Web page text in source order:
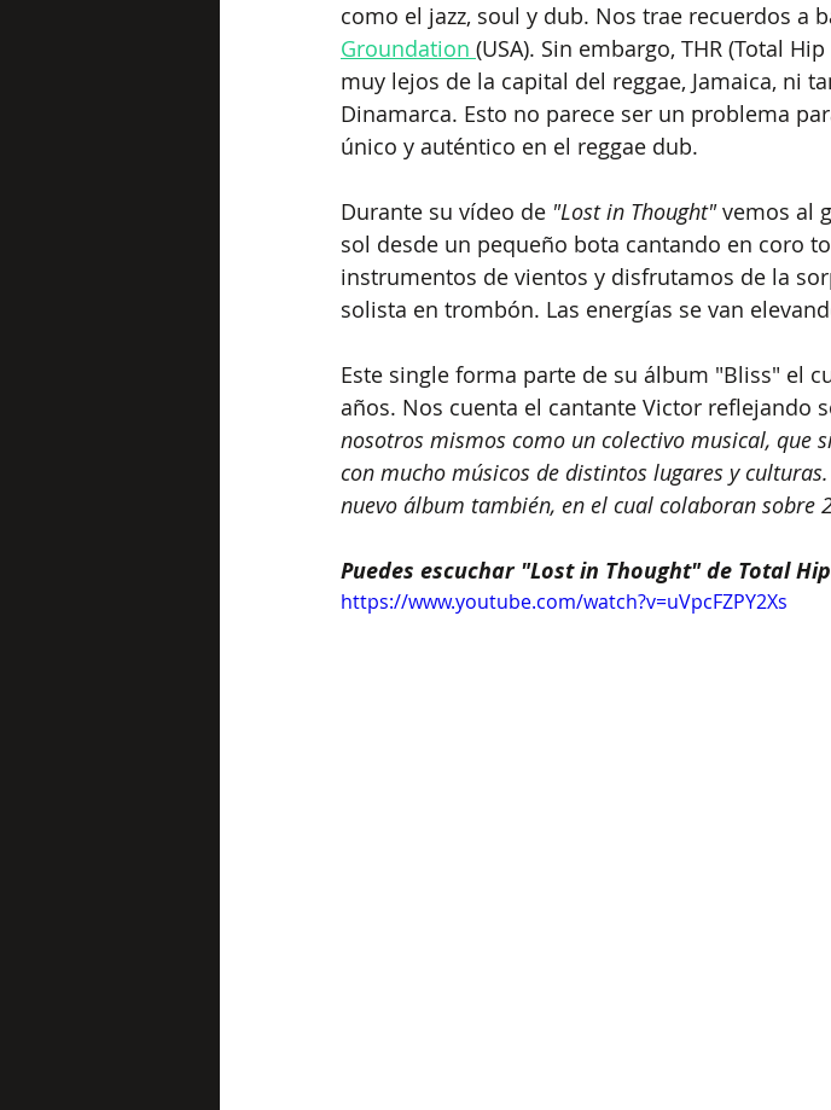
como el jazz, soul y dub. Nos trae recuerdos a
Groundation (USA). Sin embargo, THR (Total
muy lejos de la capital del reggae, Jamaica, ni
Dinamarca. Esto no parece ser un problema
único y auténtico en el reggae dub.
Durante su vídeo de "Lost in Thought" vemos al
sol desde un pequeño bota cantando en coro
instrumentos de vientos y disfrutamos de la
solista en trombón. Las energías se van
Este single forma parte de su álbum "Bliss" el
años. Nos cuenta el cantante Victor reflejando
nosotros mismos como un colectivo musical, que
con mucho músicos de distintos lugares y
nuevo álbum también, en el cual colaboran sobre
Puedes escuchar "Lost in Thought" de Total
https://www.youtube.com/watch?v=uVpcFZPY2Xs